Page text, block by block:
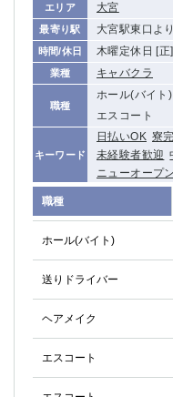
エリア 大宮
最寄り駅 大宮駅東口よ
時間/休日 木曜定休日 [
業種 キャバクラ
職種
ホール(バイト
エスコート
キーワード
日払いOK 寮
未経験者歓迎
ニューオープン
職種
ホール(バイト)
送りドライバー
ヘアメイク
エスコート